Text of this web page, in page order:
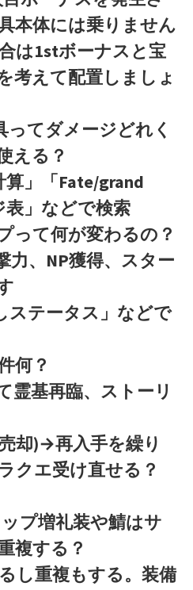
本体には乗りません
は1stボーナスと宝
考えて配置しましょ
てダメージどれく
える？
」「Fate/grand
表」などで検索
って何が変わるの？
力、NP獲得、スター
ステータス」などで
何？
霊基再臨、ストーリ
却)→再入手を繰り
クエ受け直せる？
プ増礼装や鯖はサ
複する？
し重複もする。装備